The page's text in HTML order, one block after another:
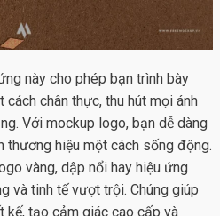
này cho phép bạn trình bày
chân thực, thu hút mọi ánh
Với mockup logo, bạn dễ dàng
thương hiệu một cách sống động.
vàng, dập nổi hay hiệu ứng
và tinh tế vượt trội. Chúng giúp
kế, tạo cảm giác cao cấp và